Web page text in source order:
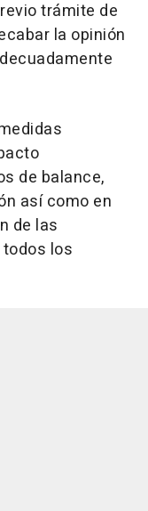
trámite de
la opinión
de balance,
así como en
de las
los